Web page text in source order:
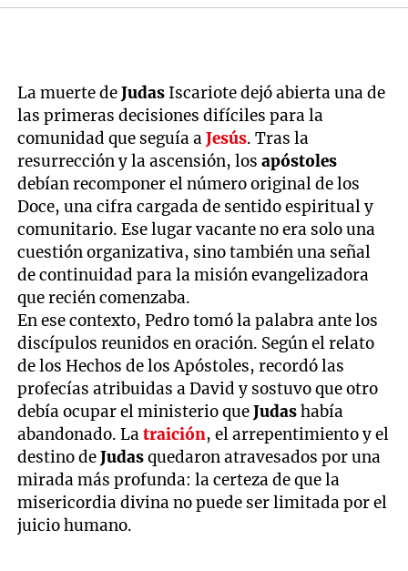
La muerte deJudas Iscariote dejó abierta una de
las primeras decisiones difíciles para la
comunidad que seguía aJesús. Tras la
resurrección y la ascensión, losapóstoles
debían recomponer el número original de los
Doce, una cifra cargada de sentido espiritual y
comunitario. Ese lugar vacante no era solo una
cuestión organizativa, sino también una señal
de continuidad para la misión evangelizadora
que recién comenzaba.
En ese contexto, Pedro tomó la palabra ante los
discípulos reunidos en oración. Según el relato
de los Hechos de los Apóstoles, recordó las
profecías atribuidas a David y sostuvo que otro
debía ocupar el ministerio queJudashabía
abandonado. Latraición, el arrepentimiento y el
destino deJudasquedaron atravesados por una
mirada más profunda: la certeza de que la
misericordia divina no puede ser limitada por el
juicio humano.